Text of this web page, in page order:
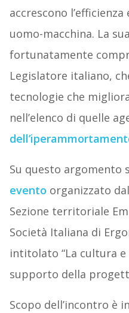
accrescono
uomo-macchina. La
fortunatamente
Legislatore italiano,
tecnologie che
nell’elenco di quelle
Su questo argomento
evento organizzato
Sezione territoriale
Società Italiana di
intitolato “La cultura
supporto della
Scopo dell’incontro è